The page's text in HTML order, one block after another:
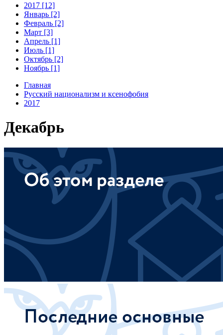
2017 [12]
Январь [2]
Февраль [2]
Март [3]
Апрель [1]
Июль [1]
Октябрь [2]
Ноябрь [1]
Главная
Русский национализм и ксенофобия
2017
Декабрь